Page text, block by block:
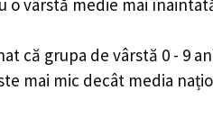
că grupa de vârstă 0 - 9
mai mic decât media